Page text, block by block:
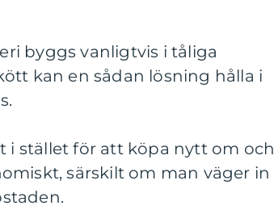
byggs vanligtvis i tåliga
kan en sådan lösning hålla i
i stället för att köpa nytt om och
särskilt om man väger in